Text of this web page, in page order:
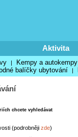
Aktivita
| Kempy a autokempy
balíčky ubytování |
chcete vyhledávat
(podrobněji zde)